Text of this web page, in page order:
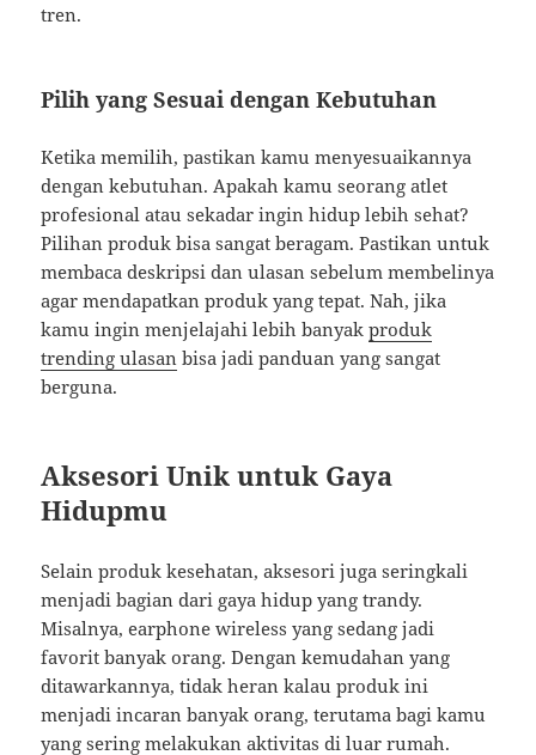
tren.
Pilih yang Sesuai dengan Kebutuhan
Ketika memilih, pastikan kamu menyesuaikannya
dengan kebutuhan. Apakah kamu seorang atlet
profesional atau sekadar ingin hidup lebih sehat?
Pilihan produk bisa sangat beragam. Pastikan untuk
membaca deskripsi dan ulasan sebelum membelinya
agar mendapatkan produk yang tepat. Nah, jika
kamu ingin menjelajahi lebih banyakproduk
trending ulasan bisa jadi panduan yang sangat
berguna.
Aksesori Unik untuk Gaya
Hidupmu
Selain produk kesehatan, aksesori juga seringkali
menjadi bagian dari gaya hidup yang trandy.
Misalnya, earphone wireless yang sedang jadi
favorit banyak orang. Dengan kemudahan yang
ditawarkannya, tidak heran kalau produk ini
menjadi incaran banyak orang, terutama bagi kamu
yang sering melakukan aktivitas di luar rumah.